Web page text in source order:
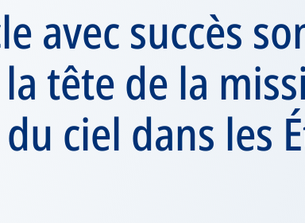
avec succès
tête de la
ciel dans les